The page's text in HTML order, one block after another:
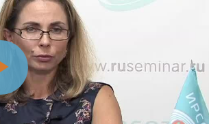
Воспроизвести
видео